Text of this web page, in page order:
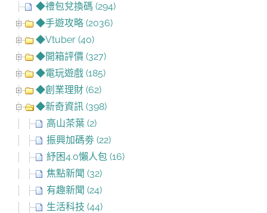
◆禮包兌換碼 (294)
◆手遊攻略 (2036)
◆Vtuber (40)
◆開箱評價 (327)
◆電玩遊戲 (185)
◆創業理財 (62)
◆新奇資訊 (398)
高山茶葉 (2)
振興加碼劵 (22)
紓困4.0懶人包 (16)
焦點新聞 (32)
有趣新聞 (24)
生活科技 (44)